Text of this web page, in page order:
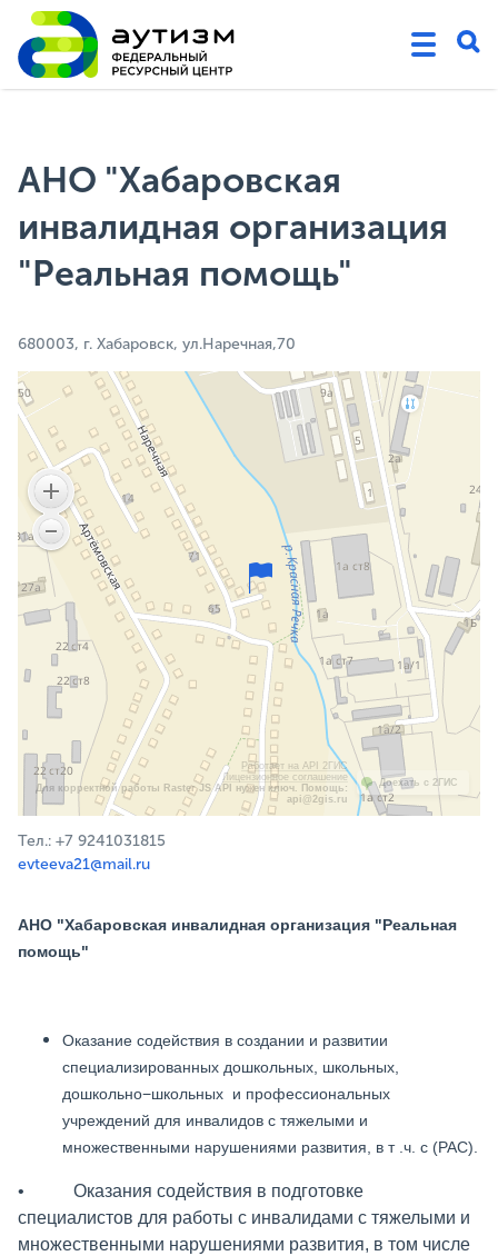
АНО "Хабаровская
инвалидная организация
"Реальная помощь"
680003, г. Хабаровск, ул.Наречная,70
Работает на API 2ГИС
Лицензионное соглашение
Для корректной работы Raster JS API нужен ключ. Помощь:
api@2gis.ru
Доехать с 2ГИС
Тел.: +7 9241031815
evteeva21@mail.ru
АНО "Хабаровская инвалидная организация "Реальная
помощь"
Оказание содействия в создании и развитии
специализированных дошкольных, школьных,
дошкольно−школьных и профессиональных
учреждений для инвалидов с тяжелыми и
множественными нарушениями развития, в т .ч. с (РАС).
• Оказания содействия в подготовке
специалистов для работы с инвалидами с тяжелыми и
множественными нарушениями развития, в том числе